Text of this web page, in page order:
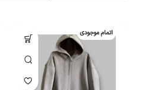
اتمام موجودی